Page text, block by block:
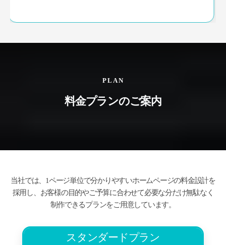
PLAN
料金プランのご案内
当社では、1ページ単位で分かりやすいホームページの料金設計を
採用し、お客様の目的やご予算に合わせて必要な分だけ無駄なく
制作できるプランをご用意しています。
スタンダードプラン